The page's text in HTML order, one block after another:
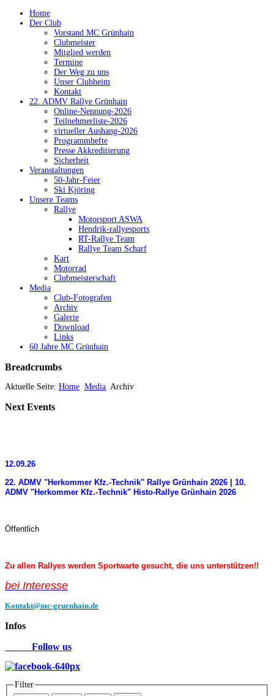
Home
Der Club
Vorstand MC Grünhain
Clubmeister
Mitglied werden
Termine
Der Weg zu uns
Unser Clubheim
Kontakt
22. ADMV Rallye Grünhain
Online-Nennung-2026
Teilnehmerliste-2026
virtueller Aushang-2026
Programmhefte
Presse Akkreditierung
Sicherheit
Veranstaltungen
50-Jahr-Feier
Ski Kjöring
Unsere Teams
Rallye
Motorsport ASWA
Hendrik-rallyesports
RT-Rallye Team
Rallye Team Scharf
Kart
Motorrad
Clubmeisterschaft
Media
Club-Fotografen
Archiv
Galerie
Download
Links
60 Jahre MC Grünhain
Breadcrumbs
Aktuelle Seite: Home Media Archiv
Next Events
12.09.26
22. ADMV "Herkommer Kfz.-Technik" Rallye Grünhain 2026 | 10.
ADMV "Herkommer Kfz.-Technik" Histo-Rallye Grünhain 2026
Öffentlich
Zu allen Rallyes werden Sportwarte gesucht, die uns unterstützen!!
bei Interesse
Kontakt@mc-gruenhain.de
Infos
Follow us
Filter